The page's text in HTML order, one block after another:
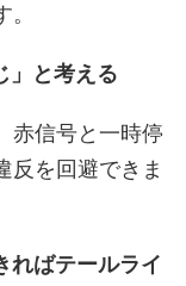
」と考える
赤信号と一時停
反を回避できま
ればテールライ